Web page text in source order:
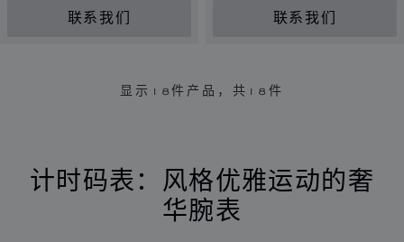
联系我们 联系我们
显示 18件产品，共18件
计时码表：风格优雅运动的奢
华腕表